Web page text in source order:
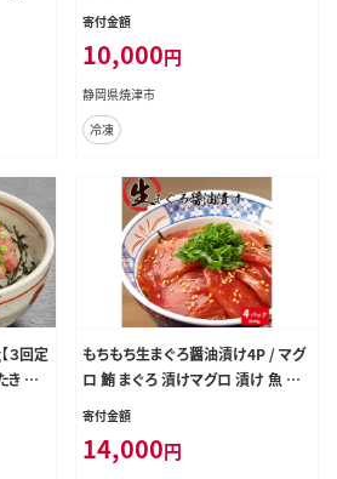
返礼
司
利 か
お手
寄付金額
10,000円
静岡県焼津市
冷凍
３回定
き ね
もちもち生まぐろ醤油漬け4P / マグ
ロ 鮪 まぐろ 漬けマグロ 漬け 魚 海
鮮 【uot808】
寄付金額
14,000円